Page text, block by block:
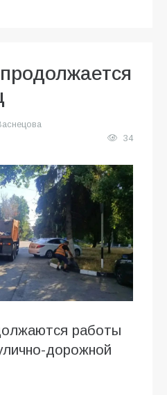
34
работы
дорожной